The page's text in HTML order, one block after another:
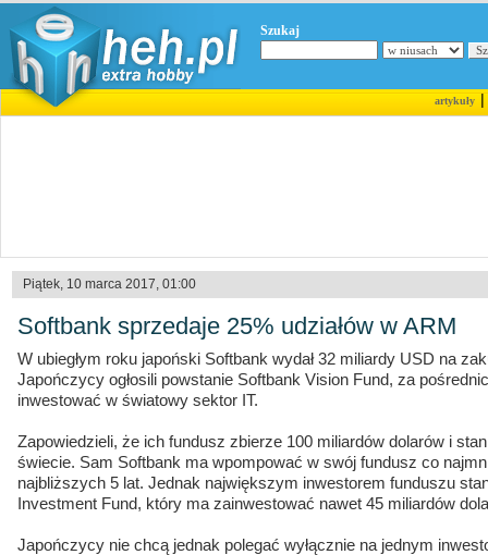
Szukaj
artykuły|
Piątek, 10 marca 2017, 01:00
Softbank sprzedaje 25% udziałów w ARM
W ubiegłym roku japoński Softbank wydał 32 miliardy USD na
Japończycy ogłosili powstanie Softbank Vision Fund, za
inwestować w światowy sektor IT.
Zapowiedzieli, że ich fundusz zbierze 100 miliardów dolarów i
świecie. Sam Softbank ma wpompować w swój fundusz co
najbliższych 5 lat. Jednak największym inwestorem funduszu
Investment Fund, który ma zainwestować nawet 45 miliardów
Japończycy nie chcą jednak polegać wyłącznie na jednym